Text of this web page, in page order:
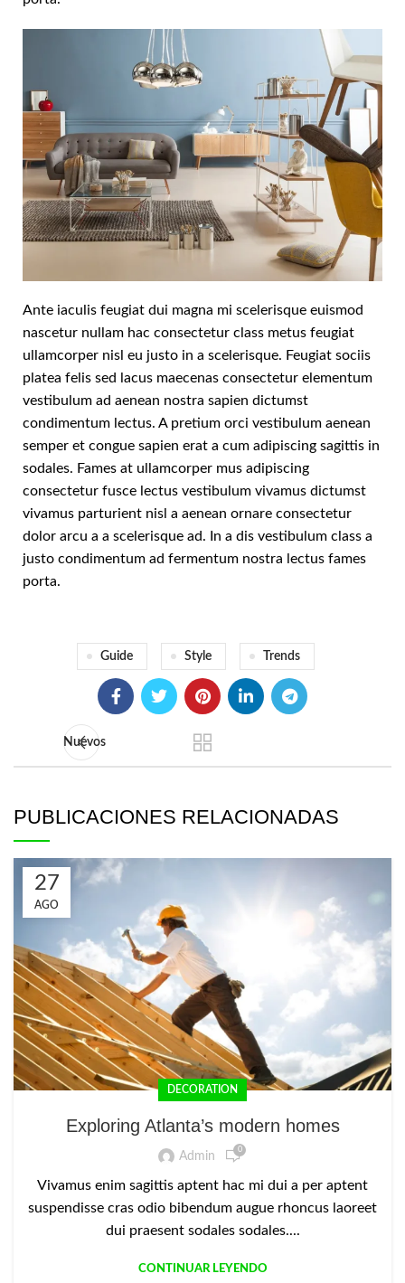
Ante iaculis feugiat dui magna mi scelerisque euismod
nascetur nullam hac consectetur class metus feugiat
ullamcorper nisl eu justo in a scelerisque. Feugiat sociis
platea felis sed lacus maecenas consectetur elementum
vestibulum ad aenean nostra sapien dictumst
condimentum lectus. A pretium orci vestibulum aenean
semper et congue sapien erat a cum adipiscing sagittis in
sodales. Fames at ullamcorper mus adipiscing
consectetur fusce lectus vestibulum vivamus dictumst
vivamus parturient nisl a aenean ornare consectetur
dolor arcu a a scelerisque ad. In a dis vestibulum class a
justo condimentum ad fermentum nostra lectus fames
porta.
Guide Style Trends
Nuevos
PUBLICACIONES RELACIONADAS
27
AGO
DECORATION
Exploring Atlanta’s modern homes
Admin 0
Vivamus enim sagittis aptent hac mi dui a per aptent
suspendisse cras odio bibendum augue rhoncus laoreet
dui praesent sodales sodales....
CONTINUAR LEYENDO